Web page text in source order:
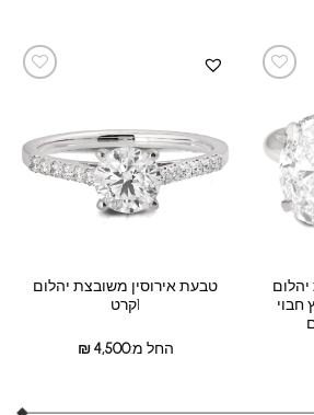
חבוי
טבעת אירוסין משובצת יהלום
1קרט
החל מ: ₪4,500